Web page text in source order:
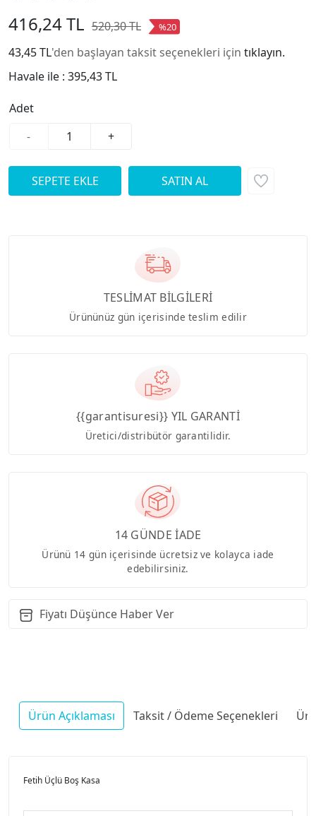
416,24 TL 520,30 TL %20
43,45 TL'den başlayan taksit seçenekleri için tıklayın.
Havale ile : 395,43 TL
Adet
-
+
TESLİMAT BİLGİLERİ
Ürününüz gün içerisinde teslim edilir
{{garantisuresi}} YIL GARANTİ
Üretici/distribütör garantilidir.
14 GÜNDE İADE
Ürünü 14 gün içerisinde ücretsiz ve kolayca iade
edebilirsiniz.
Fiyatı Düşünce Haber Ver
Ürün Açıklaması Taksit / Ödeme Seçenekleri
Fetih Üçlü Boş Kasa